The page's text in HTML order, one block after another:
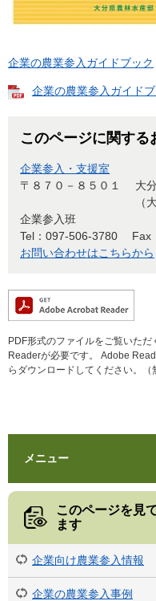
企業の農業参入ガイドブック
企業の農業参入ガイド
このページに関する
企業参入・支援室
〒８７０－８５０１
大
（
企業参入班
Tel：097-506-3780
Fax
お問い合わせはこちらから
PDF形式のファイルをご覧いた
Readerが必要です。
Adobe
らダウンロードしてください。（
メニュー
このページを見
ます
企業向け農業参入情報
企業の農業参入事例